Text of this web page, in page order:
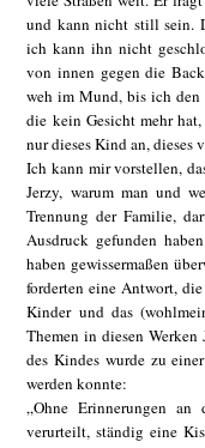
und kann nicht still sein.
ich kann ihn nicht
von innen gegen die
weh im Mund, bis ich den
die kein Gesicht mehr
nur dieses Kind an, dieses
Ich kann mir vorstellen,
Jerzy, warum man und
Trennung der Familie,
Ausdruck gefunden
haben gewissermaßen
forderten eine Antwort,
Kinder und das
Themen in diesen
des Kindes wurde zu
werden konnte:
„Ohne Erinnerungen
verurteilt, ständig eine